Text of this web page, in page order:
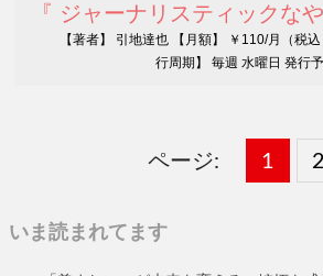
『 ジャーナリスティックな
【著者】 引地達也 【月額】 ￥110/月（税
行周期】 毎週 水曜日 発行
ページ:
固
1 ,
固
2
いま読まれてます